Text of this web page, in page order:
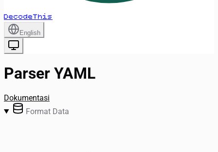
DecodeThis
English
Parser YAML
Dokumentasi
Format Data